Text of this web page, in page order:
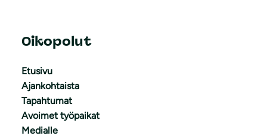
Oikopolut
Etusivu
Ajankohtaista
Tapahtumat
Avoimet työpaikat
Medialle